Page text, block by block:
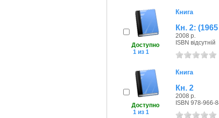
Доступно
1 из 1
Книга
Кн. 2:
2008 р.
ISBN відсутній
Доступно
1 из 1
Книга
Кн. 2
2008 р.
ISBN 978-966-